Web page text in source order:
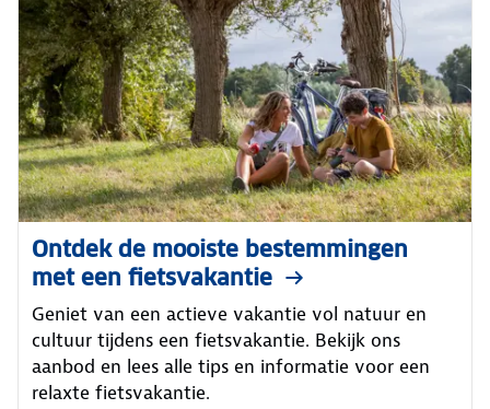
Ontdek de mooiste bestemmingen
met een fietsvakantie
Geniet van een actieve vakantie vol natuur en
cultuur tijdens een fietsvakantie. Bekijk ons
aanbod en lees alle tips en informatie voor een
relaxte fietsvakantie.